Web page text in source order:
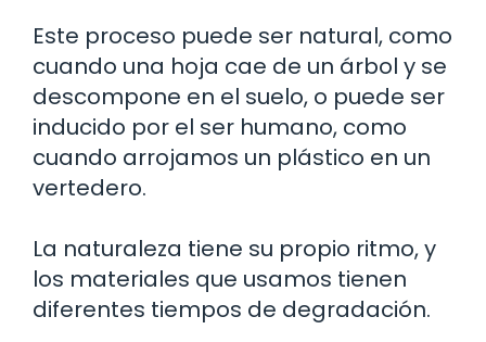
Este proceso puede ser natural, como
cuando una hoja cae de un árbol y se
descompone en el suelo, o puede ser
inducido por el ser humano, como
cuando arrojamos un plástico en un
vertedero.
La naturaleza tiene su propio ritmo, y
los materiales que usamos tienen
diferentes tiempos de degradación.